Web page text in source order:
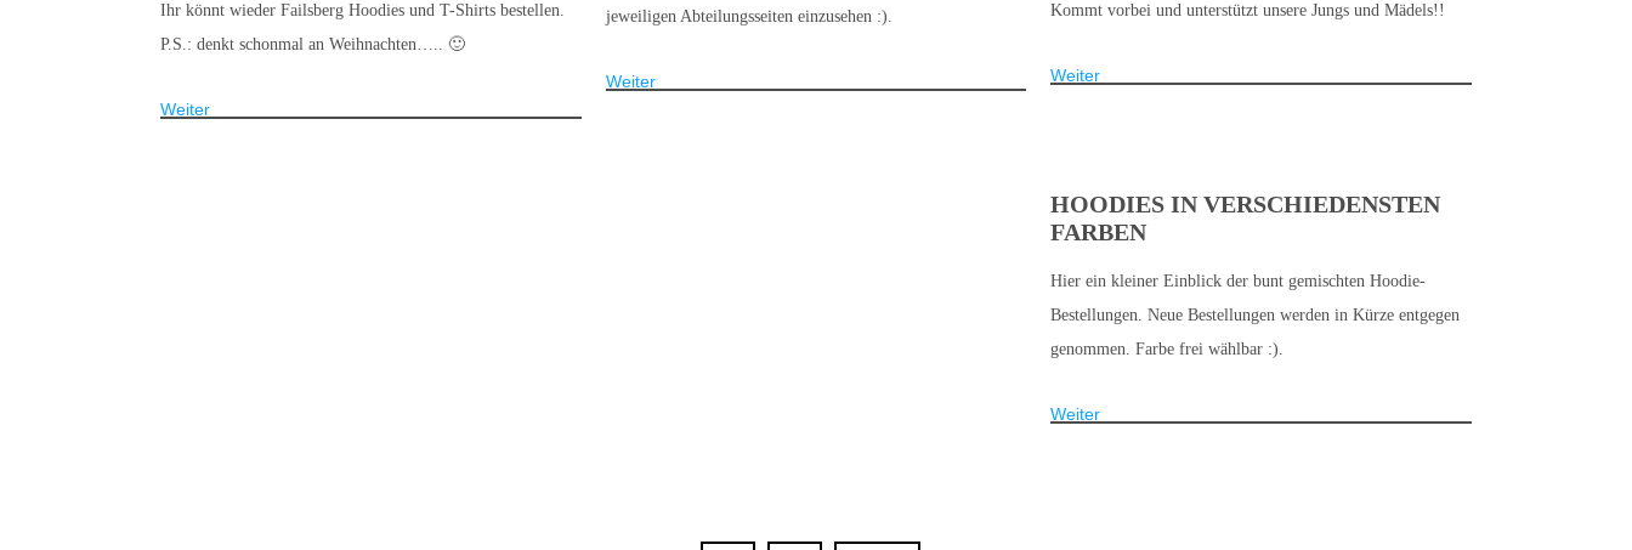
Ihr könnt wieder Failsberg Hoodies und T-Shirts bestellen.
P.S.: denkt schonmal an Weihnachten….. 🙂
Weiter
jeweiligen Abteilungsseiten einzusehen :).
Weiter
Kommt vorbei und unterstützt unsere Jungs und Mädels!!
Weiter
HOODIES IN VERSCHIEDENSTEN
FARBEN
Hier ein kleiner Einblick der bunt gemischten Hoodie-
Bestellungen. Neue Bestellungen werden in Kürze entgegen
genommen. Farbe frei wählbar :).
Weiter